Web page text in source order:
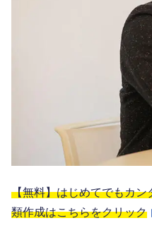
【無料】はじめてでもカ
類作成はこちらをクリック